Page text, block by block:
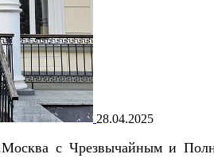
28.04.2025
с Чрезвычайным и